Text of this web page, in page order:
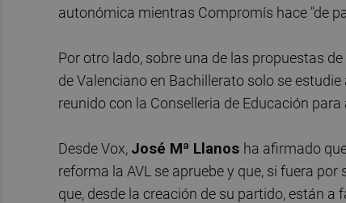
autonómica mientras Compromís hace "de
Por otro lado, sobre una de las propuestas
de Valenciano en Bachillerato solo se
reunido con la Conselleria de Educación
Desde Vox, José Mª Llanos ha afirmado
reforma la AVL se apruebe y que, si fuera
que, desde la creación de su partido, están a